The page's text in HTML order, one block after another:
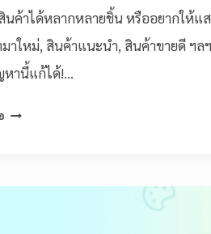
นค้าได้หลากหลายชิ้น หรืออยากให้แ
าใหม่, สินค้าแนะนำ, สินค้าขายดี ฯล
านี้แก้ได้!…